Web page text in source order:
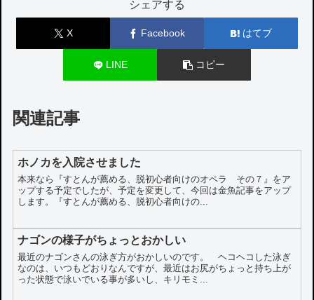
シェアする
X Facebook はてブ
LINE コピー
関連記事
ホノカを入院させました
本来なら『すとんが薦める、脱初心者向けのオペラ その７』をア
ップする予定でしたが、予定を変更して、今回は金魚記事をアップ
します。『すとんが薦める、脱初心者向けの...
ナゴンの様子がちょっとおかしい
最近のナゴンさんの泳ぎ方がおかしいのです。 ヘコヘコした泳ぎ
なのは、いつもどおりなんですが、最近はお尻がちょっと持ち上が
った状態で泳いでいる事が多いし、キリモミ...